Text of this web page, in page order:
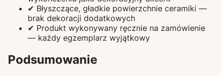
✔ Błyszczące, gładkie powierzchnie ceramiki —
brak dekoracji dodatkowych
✔ Produkt wykonywany ręcznie na zamówienie
— każdy egzemplarz wyjątkowy
Podsumowanie